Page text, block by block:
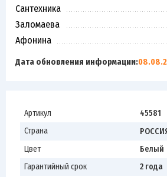
Сантехника
Заломаева
Афонина
Дата обновления информации:
Артикул
45581
Страна
Цвет
Белый
Гарантийный срок
2 года